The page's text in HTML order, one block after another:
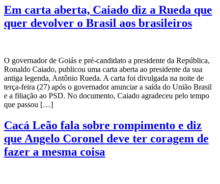
Em carta aberta, Caiado diz a Rueda que
quer devolver o Brasil aos brasileiros
O governador de Goiás e pré-candidato a presidente da República,
Ronaldo Caiado, publicou uma carta aberta ao presidente da sua
antiga legenda, Antônio Rueda. A carta foi divulgada na noite de
terça-feira (27) após o governador anunciar a saída do União Brasil
e a filiação ao PSD. No documento, Caiado agradeceu pelo tempo
que passou […]
Cacá Leão fala sobre rompimento e diz
que Angelo Coronel deve ter coragem de
fazer a mesma coisa